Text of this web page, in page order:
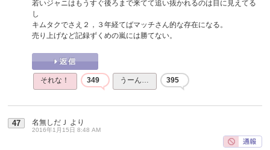
若いジャニはもうすぐ後ろまで来てて追い抜かれるのは目に見えてる
し
キムタクでさえ２，３年経てばマッチさん的な存在になる。
売り上げなど記録ずくめの嵐には勝てない。
それな！ 349 うーん… 395
47 名無しだＪ より
2016年1月15日 8:48 AM